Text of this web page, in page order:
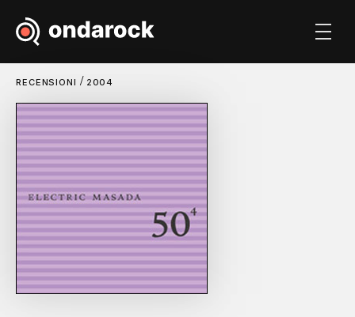
RECENSIONI / 2004